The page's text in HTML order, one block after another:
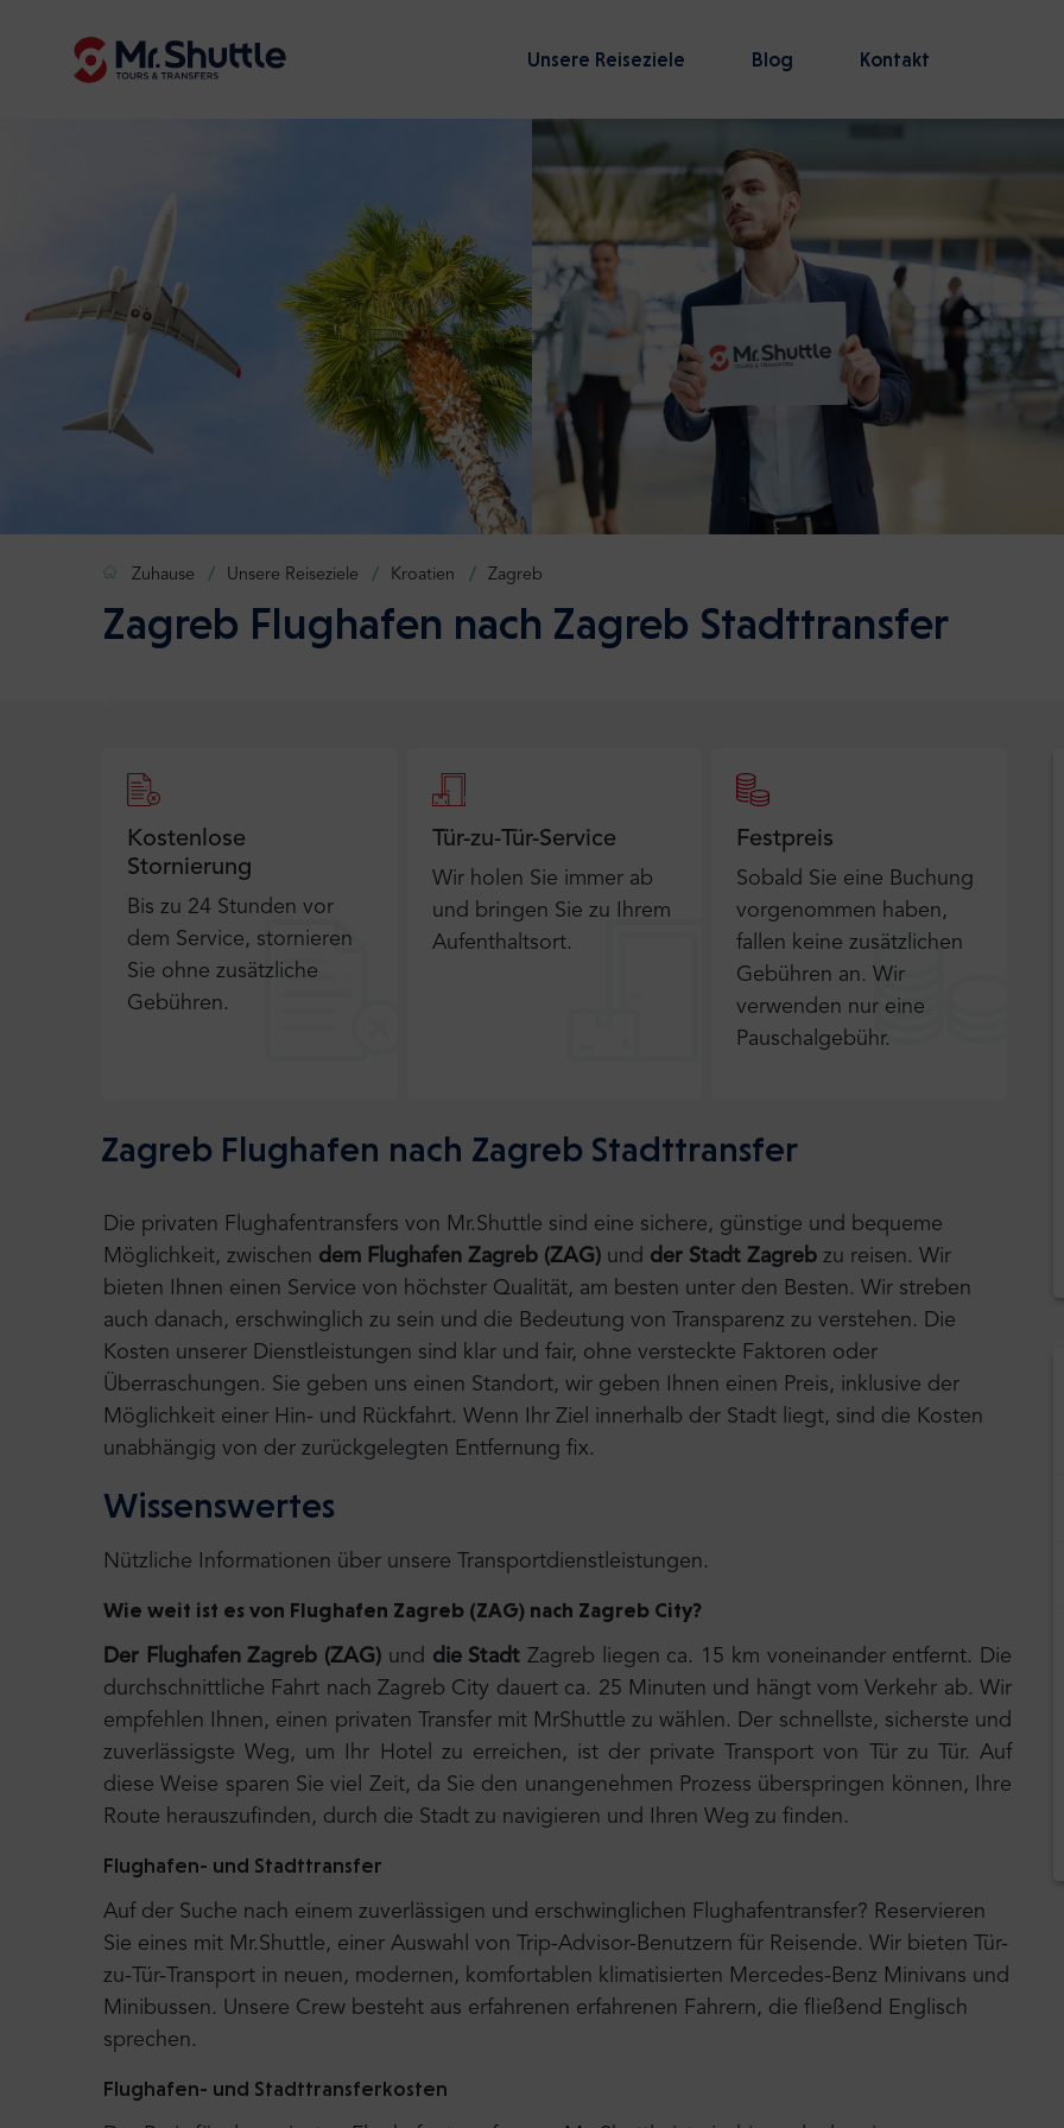
Unsere Reiseziele Blog Kontakt
Zuhause Unsere Reiseziele Kroatien Zagreb
Zagreb Flughafen nach Zagreb Stadttransfer
Kostenlose
Stornierung
Bis zu 24 Stunden vor
dem Service, stornieren
Sie ohne zusätzliche
Gebühren.
Tür-zu-Tür-Service
Wir holen Sie immer ab
und bringen Sie zu Ihrem
Aufenthaltsort.
Festpreis
Sobald Sie eine Buchung
vorgenommen haben,
fallen keine zusätzlichen
Gebühren an. Wir
verwenden nur eine
Pauschalgebühr.
Zagreb Flughafen nach Zagreb Stadttransfer
Die privaten Flughafentransfers von Mr.Shuttle sind eine sichere, günstige und bequeme
Möglichkeit, zwischen dem Flughafen Zagreb (ZAG) und der Stadt Zagreb zu reisen. Wir
bieten Ihnen einen Service von höchster Qualität, am besten unter den Besten. Wir streben
auch danach, erschwinglich zu sein und die Bedeutung von Transparenz zu verstehen. Die
Kosten unserer Dienstleistungen sind klar und fair, ohne versteckte Faktoren oder
Überraschungen. Sie geben uns einen Standort, wir geben Ihnen einen Preis, inklusive der
Möglichkeit einer Hin- und Rückfahrt. Wenn Ihr Ziel innerhalb der Stadt liegt, sind die Kosten
unabhängig von der zurückgelegten Entfernung fix.
Wissenswertes
Nützliche Informationen über unsere Transportdienstleistungen.
Wie weit ist es von Flughafen Zagreb (ZAG) nach Zagreb City?
Der Flughafen Zagreb (ZAG) und die Stadt Zagreb liegen ca. 15 km voneinander entfernt. Die
durchschnittliche Fahrt nach Zagreb City dauert ca. 25 Minuten und hängt vom Verkehr ab. Wir
empfehlen Ihnen, einen privaten Transfer mit MrShuttle zu wählen. Der schnellste, sicherste und
zuverlässigste Weg, um Ihr Hotel zu erreichen, ist der private Transport von Tür zu Tür. Auf
diese Weise sparen Sie viel Zeit, da Sie den unangenehmen Prozess überspringen können, Ihre
Route herauszufinden, durch die Stadt zu navigieren und Ihren Weg zu finden.
Flughafen- und Stadttransfer
Auf der Suche nach einem zuverlässigen und erschwinglichen Flughafentransfer? Reservieren
Sie eines mit Mr.Shuttle, einer Auswahl von Trip-Advisor-Benutzern für Reisende. Wir bieten Tür-
zu-Tür-Transport in neuen, modernen, komfortablen klimatisierten Mercedes-Benz Minivans und
Minibussen. Unsere Crew besteht aus erfahrenen erfahrenen Fahrern, die fließend Englisch
sprechen.
Flughafen- und Stadttransferkosten